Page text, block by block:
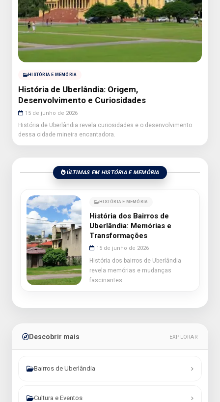
HISTÓRIA E MEMÓRIA
História de Uberlândia: Origem,
Desenvolvimento e Curiosidades
15 de junho de 2026
História de Uberlândia revela curiosidades e o desenvolvimento
dessa cidade mineira encantadora.
ÚLTIMAS EM HISTÓRIA E MEMÓRIA
HISTÓRIA E MEMÓRIA
História dos Bairros de
Uberlândia: Memórias e
Transformações
15 de junho de 2026
História dos bairros de Uberlândia
revela memórias e mudanças
fascinantes.
Descobrir mais EXPLORAR
Bairros de Uberlândia
Cultura e Eventos